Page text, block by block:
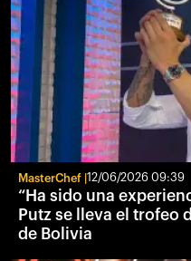
MasterChef 12/06/2026 09:39
“Ha sido una
Putz se lleva el trofeo
de Bolivia